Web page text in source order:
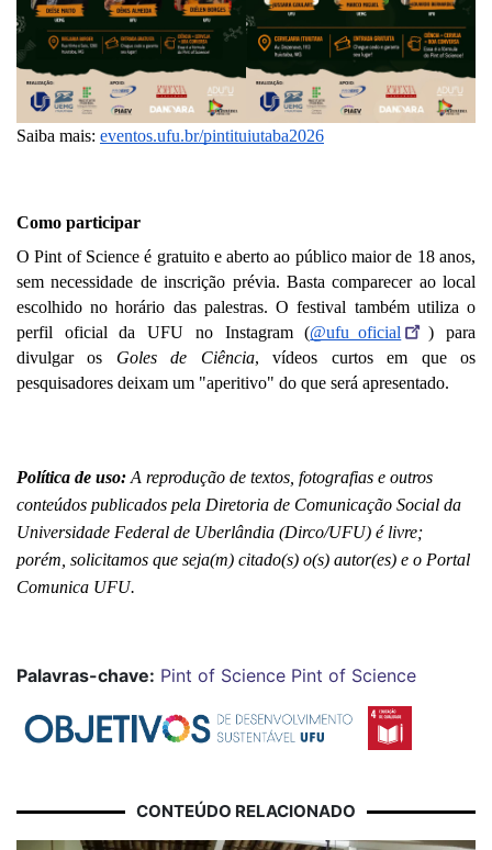
Saiba mais: eventos.ufu.br/pintituiutaba2026
Como participar
O Pint of Science é gratuito e aberto ao público maior de 18 anos,
sem necessidade de inscrição prévia. Basta comparecer ao local
escolhido no horário das palestras. O festival também utiliza o
perfil oficial da UFU no Instagram (@ufu_oficial
) para
divulgar os Goles de Ciência, vídeos curtos em que os
pesquisadores deixam um "aperitivo" do que será apresentado.
Política de uso: A reprodução de textos, fotografias e outros
conteúdos publicados pela Diretoria de Comunicação Social da
Universidade Federal de Uberlândia (Dirco/UFU) é livre;
porém, solicitamos que seja(m) citado(s) o(s) autor(es) e o Portal
Comunica UFU.
Palavras-chave: Pint of Science Pint of Science
CONTEÚDO RELACIONADO